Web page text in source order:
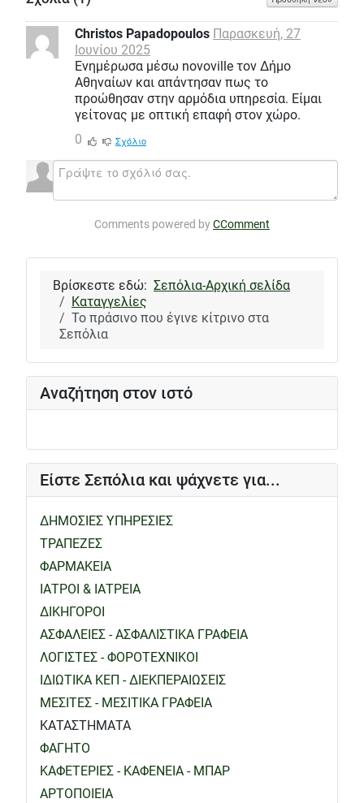
Αναζήτηση στον ιστό
Είστε Σεπόλια και ψάχνετε για...
ΔΗΜΟΣΙΕΣ ΥΠΗΡΕΣΙΕΣ
ΤΡΑΠΕΖΕΣ
ΦΑΡΜΑΚΕΙΑ
ΙΑΤΡΟΙ & ΙΑΤΡΕΙΑ
ΔΙΚΗΓΟΡΟΙ
ΑΣΦΑΛΕΙΕΣ - ΑΣΦΑΛΙΣΤΙΚΑ ΓΡΑΦΕΙΑ
ΛΟΓΙΣΤΕΣ - ΦΟΡΟΤΕΧΝΙΚΟΙ
ΙΔΙΩΤΙΚΑ ΚΕΠ - ΔΙΕΚΠΕΡΑΙΩΣΕΙΣ
ΜΕΣΙΤΕΣ - ΜΕΣΙΤΙΚΑ ΓΡΑΦΕΙΑ
ΚΑΤΑΣΤΗΜΑΤΑ
ΦΑΓΗΤΟ
ΚΑΦΕΤΕΡΙΕΣ - ΚΑΦΕΝΕΙΑ - ΜΠΑΡ
ΑΡΤΟΠΟΙΕΙΑ
Christos Papadopoulos Παρασκευή, 27
Ιουνίου 2025
Ενημέρωσα μέσω novoville τον Δήμο
Αθηναίων και απάντησαν πως το
προώθησαν στην αρμόδια υπηρεσία. Είμαι
γείτονας με οπτική επαφή στον χώρο.
0
Σχόλιο
Comments powered byCComment
Βρίσκεστε εδώ: Σεπόλια-Αρχική σελίδα
Καταγγελίες
Το πράσινο που έγινε κίτρινο στα
Σεπόλια